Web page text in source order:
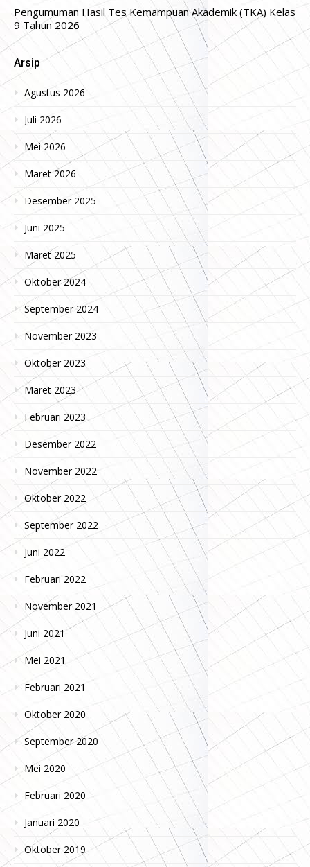
Pengumuman Hasil Tes Kemampuan Akademik (TKA) Kelas
9 Tahun 2026
Arsip
Agustus 2026
Juli 2026
Mei 2026
Maret 2026
Desember 2025
Juni 2025
Maret 2025
Oktober 2024
September 2024
November 2023
Oktober 2023
Maret 2023
Februari 2023
Desember 2022
November 2022
Oktober 2022
September 2022
Juni 2022
Februari 2022
November 2021
Juni 2021
Mei 2021
Februari 2021
Oktober 2020
September 2020
Mei 2020
Februari 2020
Januari 2020
Oktober 2019